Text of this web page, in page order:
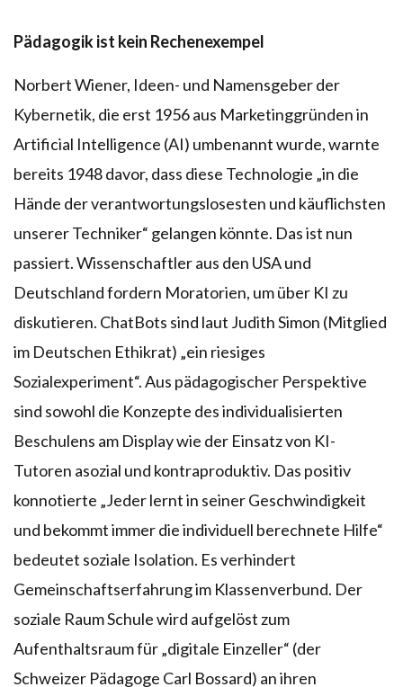
Pädagogik ist kein Rechenexempel
Norbert Wiener, Ideen- und Namensgeber der
Kybernetik, die erst 1956 aus Marketinggründen in
Artificial Intelligence (AI) umbenannt wurde, warnte
bereits 1948 davor, dass diese Technologie „in die
Hände der verantwortungslosesten und käuflichsten
unserer Techniker“ gelangen könnte. Das ist nun
passiert. Wissenschaftler aus den USA und
Deutschland fordern Moratorien, um über KI zu
diskutieren. ChatBots sind laut Judith Simon (Mitglied
im Deutschen Ethikrat) „ein riesiges
Sozialexperiment“. Aus pädagogischer Perspektive
sind sowohl die Konzepte des individualisierten
Beschulens am Display wie der Einsatz von KI-
Tutoren asozial und kontraproduktiv. Das positiv
konnotierte „Jeder lernt in seiner Geschwindigkeit
und bekommt immer die individuell berechnete Hilfe“
bedeutet soziale Isolation. Es verhindert
Gemeinschaftserfahrung im Klassenverbund. Der
soziale Raum Schule wird aufgelöst zum
Aufenthaltsraum für „digitale Einzeller“ (der
Schweizer Pädagoge Carl Bossard) an ihren